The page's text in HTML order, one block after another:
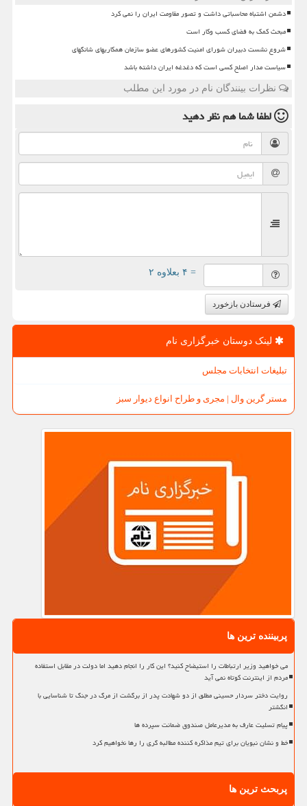
دشمن اشتباه محاسباتی داشت و تصور مقاومت ایران را نمی کرد
مبحث کمک به فضای کسب وکار است
شروع نشست دبیران شورای امنیت کشورهای عضو سازمان همکاریهای شانگهای
سیاست مدار اصلح کسی است که دغدغه ایران داشته باشد
نظرات بینندگان نام در مورد این مطلب
لطفا شما همنظر دهید
= ۴ بعلاوه ۲
فرستادن بازخورد
لینک دوستان خبرگزاری نام
تبلیغات انتخابات مجلس
مستر گرین وال | مجری و طراح انواع دیوار سبز
پربیننده ترین ها
می خواهید وزیر ارتباطات را استیضاح کنید؟ این کار را انجام دهید اما دولت در مقابل استفاده
مردم از اینترنت کوتاه نمی آید
روایت دختر سردار حسینی مطلق از دو شهادت پدر از برگشت از مرگ در جنگ تا شناسایی با
انگشتر
پیام تسلیت عارف به مدیرعامل صندوق ضمانت سپرده ها
خط و نشان نبویان برای تیم مذاکره کننده مطالبه گری را رها نخواهیم کرد
پربحث ترین ها